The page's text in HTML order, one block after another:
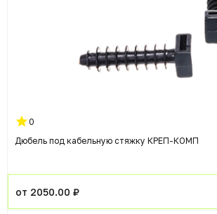
0
Дюбель под кабельную стяжку КРЕП-КОМП
от 2050.00 ₽